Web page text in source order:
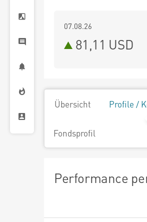
07.08.26
81,11 USD
Übersicht Profile /
Fondsprofil
Performance